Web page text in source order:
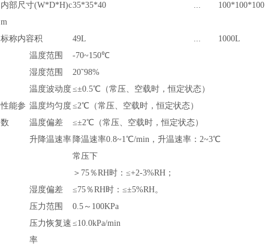
内部尺寸(W*D*H)c
m
35*35*40 ... 100*100*100
标称内容积 49L ... 1000L
性能参
数
温度范围
-70~150℃
湿度范围
20˜98%
温度波动度≤±0.5℃（常压、空载时，恒定状态）
温度均匀度≤2℃（常压、空载时，恒定状态）
温度偏差
≤±2℃（常压、空载时，恒定状态）
升降温速率 降温速率0.8~1℃/min，升温速率：2~3℃
湿度偏差
常压下
＞75％RH时：≤+2-3%RH；
≤75％RH时：≤±5%RH。
压力范围
0.5～100KPa
压力恢复速
率
≤10.0kPa/min